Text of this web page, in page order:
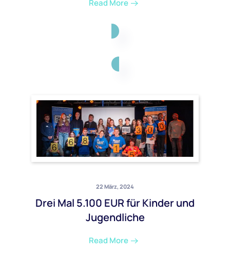
Read More
22 März, 2024
Drei Mal 5.100 EUR für Kinder und
Jugendliche
Read More